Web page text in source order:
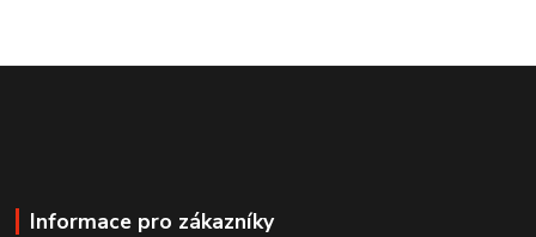
Informace pro zákazníky